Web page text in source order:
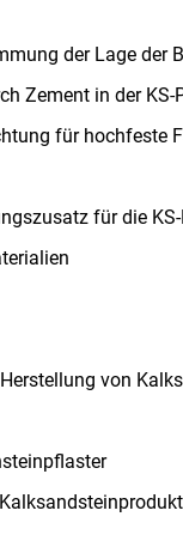
der Lage
Zement in der KS-
für hochfeste
für die
von